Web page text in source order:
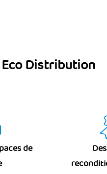
Distribution
de